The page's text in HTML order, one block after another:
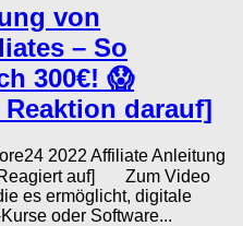
von
– So
300€! 😱
darauf]
2022 Affiliate Anleitung
Reagiert auf] Zum Video
es ermöglicht, digitale
oder Software...